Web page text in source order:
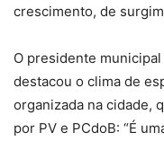
crescimento, de
O presidente
destacou o clima de
organizada na cidade,
por PV e PCdoB: “É